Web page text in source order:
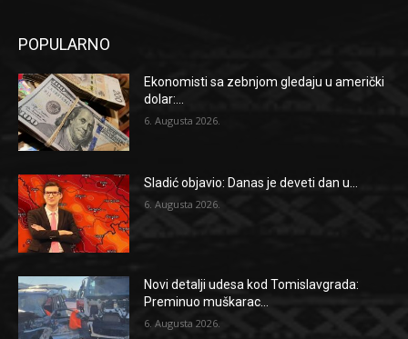
POPULARNO
Ekonomisti sa zebnjom gledaju u američki
dolar:...
6. Augusta 2026.
Sladić objavio: Danas je deveti dan u...
6. Augusta 2026.
Novi detalji udesa kod Tomislavgrada:
Preminuo muškarac...
6. Augusta 2026.